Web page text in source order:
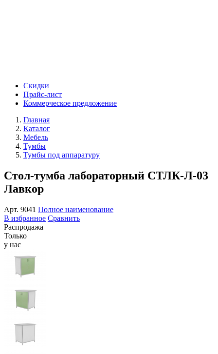
Скидки
Прайс-лист
Коммерческое предложение
Главная
Каталог
Мебель
Тумбы
Тумбы под аппаратуру
Стол-тумба лабораторный СТЛК-Л-03
Лавкор
Арт. 9041 Полное наименование
В избранное Сравнить
Распродажа
Только
у нас